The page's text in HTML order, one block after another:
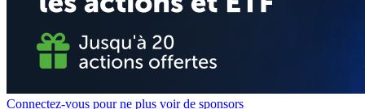
Connectez-vous pour ne plus voir de sponsors